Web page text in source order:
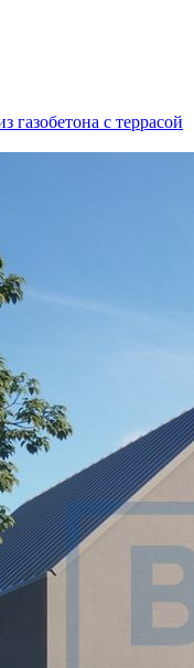
газобетона с террасой